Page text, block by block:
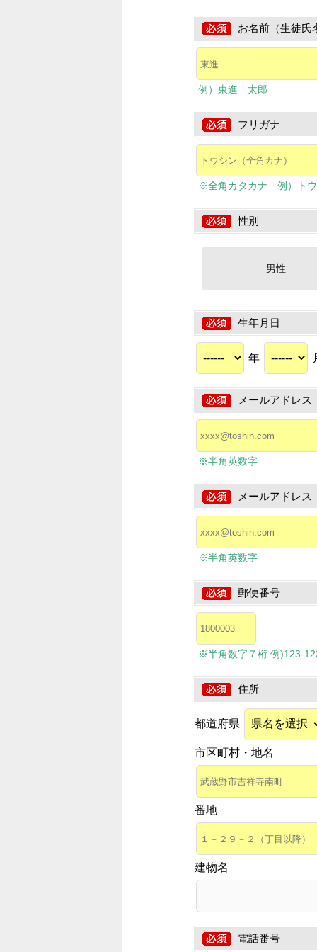
お名前（生徒氏
例）東進 太郎
フリガナ
※全角カタカナ 例）ト
性別
男性
生年月日
年
メールアドレス
※半角英数字
メールアドレス
※半角英数字
郵便番号
※半角数字７桁 例)123-
住所
都道府県
市区町村・地名
番地
建物名
電話番号